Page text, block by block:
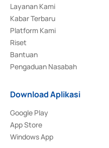
Layanan Kami
Kabar Terbaru
Platform Kami
Riset
Bantuan
Pengaduan Nasabah
Download Aplikasi
Google Play
App Store
Windows App